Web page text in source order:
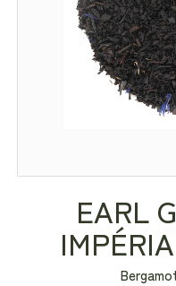
EARL